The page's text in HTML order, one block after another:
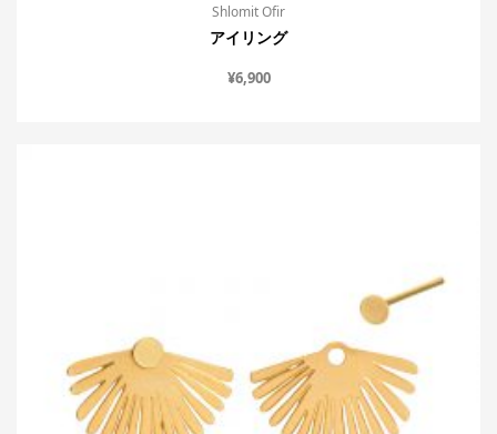
Shlomit Ofir
アイリング
¥6,900